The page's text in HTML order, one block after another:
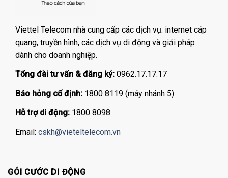
Viettel Telecom nhà cung cấp các dịch vụ: internet cáp
quang, truyền hình, các dịch vụ di động và giải pháp
dành cho doanh nghiệp.
Tổng đài tư vấn & đăng ký: 0962.17.17.17
Báo hỏng cố định: 1800 8119 (máy nhánh 5)
Hỗ trợ di động: 1800 8098
Email: cskh@vieteltelecom.vn
GÓI CƯỚC DI ĐỘNG